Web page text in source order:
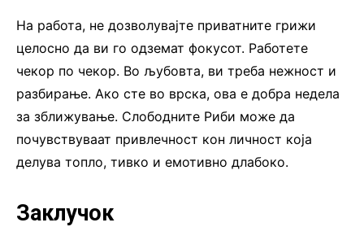
На работа, не дозволувајте приватните грижи
целосно да ви го одземат фокусот. Работете
чекор по чекор. Во љубовта, ви треба нежност и
разбирање. Ако сте во врска, ова е добра недела
за зближување. Слободните Риби може да
почувствуваат привлечност кон личност која
делува топло, тивко и емотивно длабоко.
Заклучок